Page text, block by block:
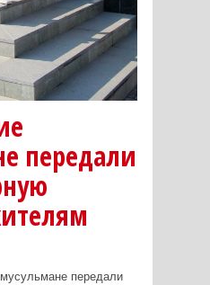
передали
передали